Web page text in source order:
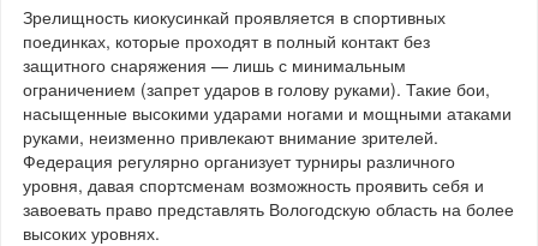
Зрелищность киокусинкай проявляется в спортивных
поединках, которые проходят в полный контакт без
защитного снаряжения — лишь с минимальным
ограничением (запрет ударов в голову руками). Такие бои,
насыщенные высокими ударами ногами и мощными атаками
руками, неизменно привлекают внимание зрителей.
Федерация регулярно организует турниры различного
уровня, давая спортсменам возможность проявить себя и
завоевать право представлять Вологодскую область на более
высоких уровнях.